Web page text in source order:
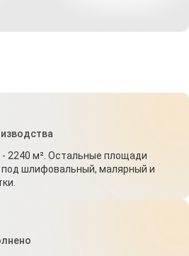
2240 м². Остальные площади
шлифовальный, малярный и